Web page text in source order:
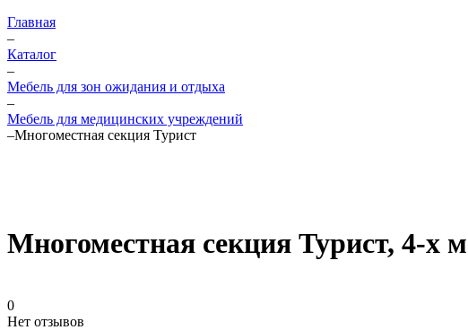
Главная
–
Каталог
–
Мебель для зон ожидания и отдыха
–
Мебель для медицинских учреждений
–Многоместная секция Турист
Многоместная секция Турист, 4-х
0
Нет отзывов